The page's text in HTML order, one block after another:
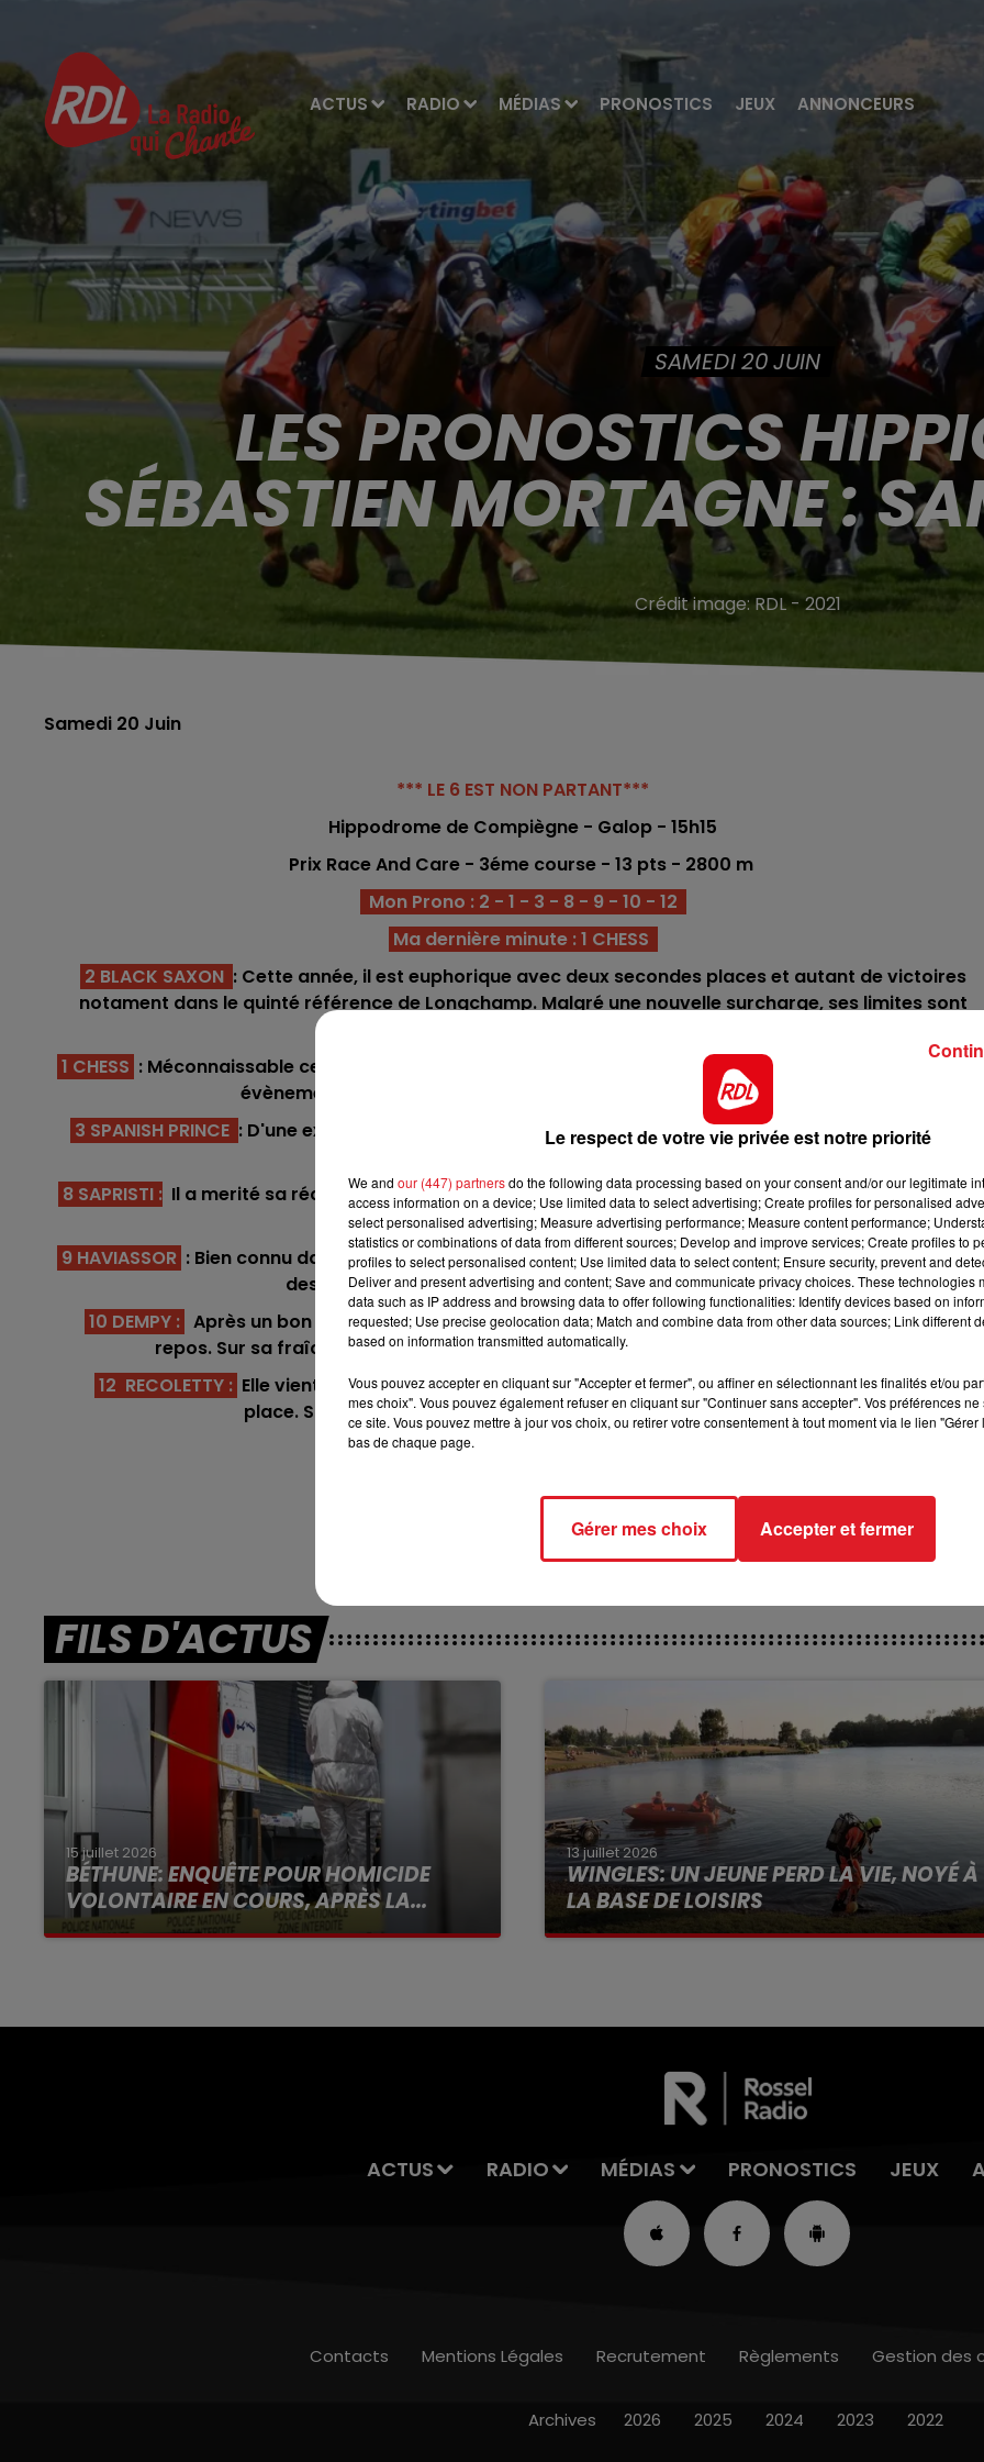
ACTUS RADIO MÉDIAS PRONOSTICS JEUX ANNONCEURS
7h00 - 10h00
RDL WEEK-END
10h00 - 12h00
SAMEDI 20 JUIN
LES PRONOSTICS
SÉBASTIEN MORTAGNE :
Crédit image:RDL - 2021
Samedi 20 Juin
*** LE 6 EST NON PARTANT***
Hippodrome de Compiègne - Galop - 15h15
Prix Race And Care - 3éme course - 13 pts - 2800 m
Mon Prono : 2 - 1 - 3 - 8 - 9 - 10 - 12
Ma dernière minute : 1 CHESS
2 BLACK SAXON : Cette année, il est euphorique avec deux secondes places et autant de victoires
notament dans le quinté référence de Longchamp. Malgré une nouvelle surcharge, ses limites sont
1 CHESS : Méconnaissable cette année où il a gravi plusieurs échelons, ayant pris ses marques dans les
évènements. C'est une première chance même pour le succès.
3 SPANISH PRINCE : D'une extrême regularité, il sort rarement des 3 premiers et fait partie des bases
8 SAPRISTI :Il a merité sa récente victoire sur plus court, mais les 300m supplémentaires ne seront
pour le déranger. Sa place est à l'arrivée.
9 HAVIASSOR : Bien connu dans cette catégorie dans laquelle il prend des accessits, mais aussi
des longues distances. Il sera à reprendre dans les 5.
10 DEMPY : Après un bon passage au milieu de printemps dans les quintés, il a eu ensuite un peu de
repos. Sur sa fraîcheur qui ne sera pas de trop en ce samedi, il devrait bien courir.
12 RECOLETTY : Elle vient de fouler ce tracé dans un lot moindre en se classant à une bonne 3éme
place. Sur sa lancée et à ce poids, c'est un outsider séduisant.
FILS D'ACTUS
15 juillet 2026
BÉTHUNE: ENQUÊTE POUR HOMICIDE
VOLONTAIRE EN COURS, APRÈS LA...
Selon les premiers éléments, le logement
13 juillet 2026
WINGLES: UN JEUNE PERD LA VIE, NOYÉ À
LA BASE DE LOISIRS
La victime a coulé à pic
10h00 - 12h00
RDL Weekend
7h00 - 10h00
RDL Week-end
ACTUS RADIO MÉDIAS PRONOSTICS JEUX
Contacts Mentions Légales Recrutement Règlements Gestion des
Archives 2026 2025 2024 2023 2022
Le respect de votre vie privée est notre priorité
We and our (447) partnersdo the following data processing based on your consent and/or our legitimate
access information on a device; Use limited data to select advertising; Create profiles for personalised
select personalised advertising; Measure advertising performance; Measure content performance;
statistics or combinations of data from different sources; Develop and improve services; Create profiles to
profiles to select personalised content; Use limited data to select content; Ensure security, prevent and
Deliver and present advertising and content; Save and communicate privacy choices. These technologies
data such as IP address and browsing data to offer following functionalities: Identify devices based on
requested; Use precise geolocation data; Match and combine data from other data sources; Link different
based on information transmitted automatically.
Vous pouvez accepter en cliquant sur "Accepter et fermer", ou affiner en sélectionnant les finalités et/ou
mes choix". Vous pouvez également refuser en cliquant sur "Continuer sans accepter". Vos préférences
ce site. Vous pouvez mettre à jour vos choix, ou retirer votre consentement à tout moment via le lien
bas de chaque page.
Gérer mes choix Accepter et fermer